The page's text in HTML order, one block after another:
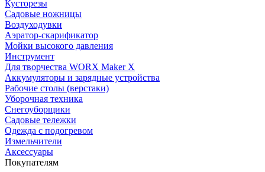
Кусторезы
Садовые ножницы
Воздуходувки
Аэратор-скарификатор
Мойки высокого давления
Инструмент
Для творчества WORX Maker X
Аккумуляторы и зарядные устройства
Рабочие столы (верстаки)
Уборочная техника
Снегоуборщики
Садовые тележки
Одежда с подогревом
Измельчители
Аксессуары
Покупателям